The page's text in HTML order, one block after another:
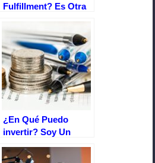
Fulfillment? Es Otra
Negocios
¿En Qué Puedo
invertir? Soy Un